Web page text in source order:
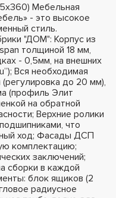
Мебельная
- это высокое
стиль.
"ДОМ": Корпус из
толщиной 18 мм,
- 0,5мм, на внешних
Вся необходимая
до 20 мм),
(профиль Элит
на обратной
Верхние ролики
что
ход; Фасады ДСП
комплектацию;
заключений;
сборки в каждой
блок ящиков (2
радиусное